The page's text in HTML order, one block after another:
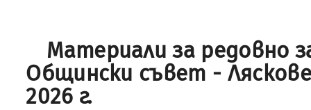
Материали за редовно
Общински съвет -
2026 г.